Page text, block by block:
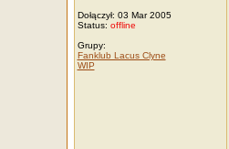
Dołączył: 03 Mar 2005
Status: offline
Grupy:
Fanklub Lacus Clyne
WIP